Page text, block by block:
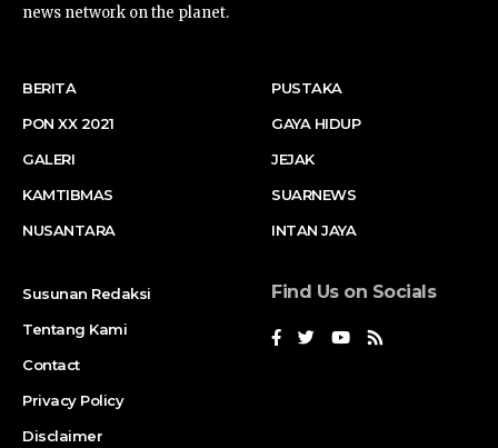
news network on the planet.
BERITA
PON XX 2021
GALERI
KAMTIBMAS
NUSANTARA
PUSTAKA
GAYA HIDUP
JEJAK
SUARNEWS
INTAN JAYA
Susunan Redaksi
Tentang Kami
Contact
Privacy Policy
Disclaimer
Find Us on Socials